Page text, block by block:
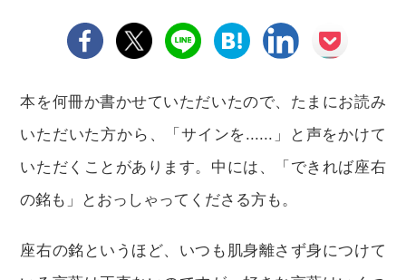
本を何冊か書かせていただいたので、たまにお読み
いただいた方から、「サインを......」と声をかけて
いただくことがあります。中には、「できれば座右
の銘も」とおっしゃってくださる方も。
座右の銘というほど、いつも肌身離さず身につけて